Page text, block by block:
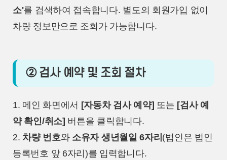
소'를 검색하여 접속합니다. 별도의 회원가입 없이
차량 정보만으로 조회가 가능합니다.
② 검사 예약 및 조회 절차
1. 메인 화면에서 [자동차 검사 예약] 또는 [검사 예
약 확인/취소] 버튼을 클릭합니다.
2. 차량 번호와 소유자 생년월일 6자리 (법인은 법인
등록번호 앞 6자리)를 입력합니다.